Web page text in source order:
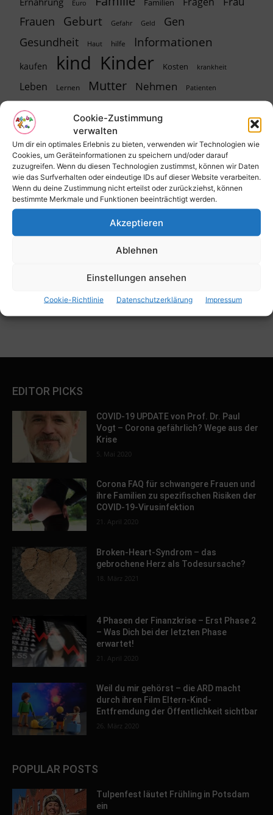
Cookie-Zustimmung
verwalten
Um dir ein optimales Erlebnis zu bieten, verwenden wir Technologien wie
Cookies, um Geräteinformationen zu speichern und/oder darauf
zuzugreifen. Wenn du diesen Technologien zustimmst, können wir Daten
wie das Surfverhalten oder eindeutige IDs auf dieser Website verarbeiten.
Wenn du deine Zustimmung nicht erteilst oder zurückziehst, können
bestimmte Merkmale und Funktionen beeinträchtigt werden.
Akzeptieren
Ablehnen
Einstellungen ansehen
Cookie-Richtlinie Datenschutzerklärung Impressum
Euro Familien
Frauen Geburt Gefahr Geld
Gen
Gesundheit
Haut hilfe Informationen
kaufen kind Kinder Kosten krankheit
Leben Lernen Mutter Nehmen Patienten
Recht schwangerschaft
Sehen sicherheit Tipps
Wasser Wochen
Eltern-Foren
Schwangerschaft-Forum
Eltern-Forum
EDITOR PICKS
COVID-19 UPDATE von Prof. Dr. Paul
Vogt – Corona gefährlich? Wege aus der
Krise
5. Mai 2020
Corona FAQ für schwangere Frauen und
ihre Familien zu spezifischen Risiken der
COVID-19-Virusinfektion
21. April 2020
Broken-Heart-Syndrom – das
gebrochene Herz als Todesursache?
18. März 2021
4 Phasen der Finanzkrise – Erst Phase 2
– Was Dich bei der letzten Phase
erwartet!
21. April 2020
Weil du mir gehörst – die ARD macht
durch ihren Film Eltern-Kind-
Entfremdung der Öffentlichkeit sichtbar
26. März 2020
POPULAR POSTS
Tulpenfest läutet Frühling in Potsdam
ein